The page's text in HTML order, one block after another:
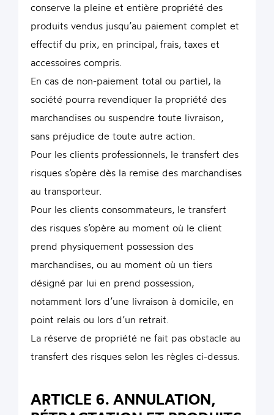
conserve la pleine et entière propriété des
produits vendus jusqu’au paiement complet et
effectif du prix, en principal, frais, taxes et
accessoires compris.
En cas de non-paiement total ou partiel, la
société pourra revendiquer la propriété des
marchandises ou suspendre toute livraison,
sans préjudice de toute autre action.
Pour les clients professionnels, le transfert des
risques s’opère dès la remise des marchandises
au transporteur.
Pour les clients consommateurs, le transfert
des risques s’opère au moment où le client
prend physiquement possession des
marchandises, ou au moment où un tiers
désigné par lui en prend possession,
notamment lors d’une livraison à domicile, en
point relais ou lors d’un retrait.
La réserve de propriété ne fait pas obstacle au
transfert des risques selon les règles ci-dessus.
ARTICLE 6. ANNULATION,